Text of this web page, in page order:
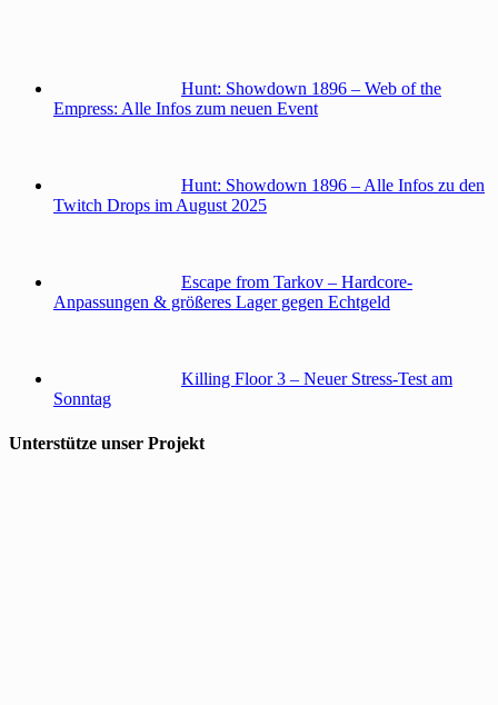
Hunt: Showdown 1896 – Web of the
Empress: Alle Infos zum neuen Event
Hunt: Showdown 1896 – Alle Infos zu den
Twitch Drops im August 2025
Escape from Tarkov – Hardcore-
Anpassungen & größeres Lager gegen Echtgeld
Killing Floor 3 – Neuer Stress-Test am
Sonntag
Unterstütze unser Projekt